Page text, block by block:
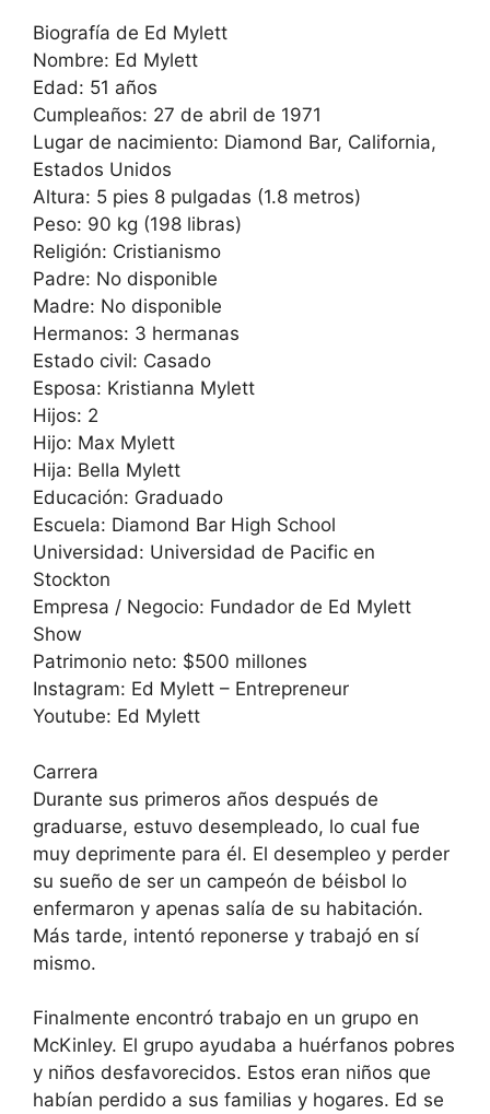
Biografía de Ed Mylett
Nombre: Ed Mylett
Edad: 51 años
Cumpleaños: 27 de abril de 1971
Lugar de nacimiento: Diamond Bar, California,
Estados Unidos
Altura: 5 pies 8 pulgadas (1.8 metros)
Peso: 90 kg (198 libras)
Religión: Cristianismo
Padre: No disponible
Madre: No disponible
Hermanos: 3 hermanas
Estado civil: Casado
Esposa: Kristianna Mylett
Hijos: 2
Hijo: Max Mylett
Hija: Bella Mylett
Educación: Graduado
Escuela: Diamond Bar High School
Universidad: Universidad de Pacific en
Stockton
Empresa / Negocio: Fundador de Ed Mylett
Show
Patrimonio neto: $500 millones
Instagram: Ed Mylett – Entrepreneur
Youtube: Ed Mylett
Carrera
Durante sus primeros años después de
graduarse, estuvo desempleado, lo cual fue
muy deprimente para él. El desempleo y perder
su sueño de ser un campeón de béisbol lo
enfermaron y apenas salía de su habitación.
Más tarde, intentó reponerse y trabajó en sí
mismo.
Finalmente encontró trabajo en un grupo en
McKinley. El grupo ayudaba a huérfanos pobres
y niños desfavorecidos. Estos eran niños que
habían perdido a sus familias y hogares. Ed se